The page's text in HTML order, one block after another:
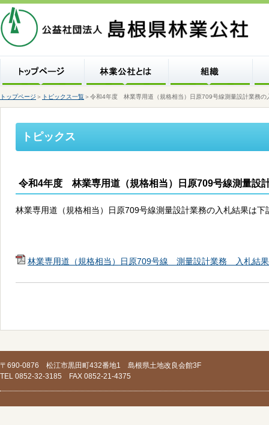
トップページ ＞ トピックス一覧＞令和4年度 林業専用道（規格相当）日原709号線測量設計業務の
トピックス
令和4年度 林業専用道（規格相当）日原709号線測量設
林業専用道（規格相当）日原709号線測量設計業務の入札結果は下
林業専用道（規格相当）日原709号線 測量設計業務 入札結果
〒690-0876 松江市黒田町432番地1 島根県土地改良会館3F
TEL 0852-32-3185 FAX 0852-21-4375